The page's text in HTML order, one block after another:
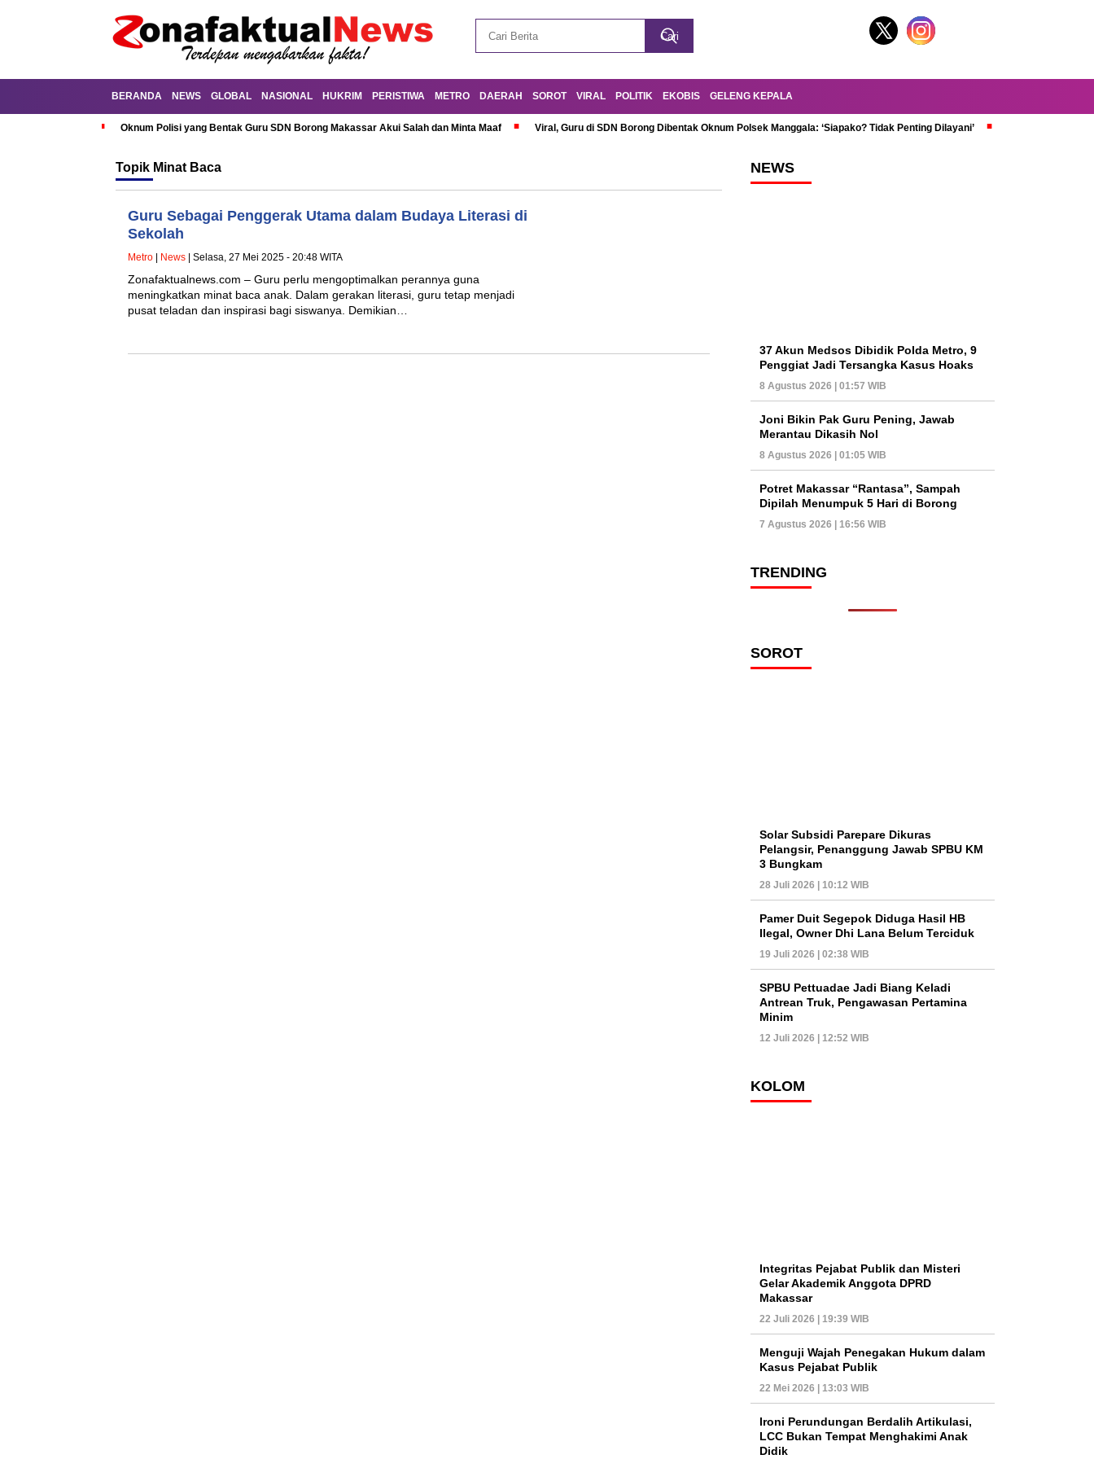
BERANDA NEWS GLOBAL NASIONAL HUKRIM PERISTIWA METRO DAERAH SOROT VIRAL POLITIK EKOBIS GELENG KEPALA
Oknum Polisi yang Bentak Guru SDN Borong Makassar Akui Salah dan Minta Maaf Viral, Guru di SDN Borong Dibentak Oknum Polsek Manggala: ‘Siapako? Tidak Penting Dilayani’
Topik Minat Baca
Guru Sebagai Penggerak Utama dalam Budaya Literasi di
Sekolah
Metro News | Selasa, 27 Mei 2025 - 20:48 WITA
Zonafaktualnews.com – Guru perlu mengoptimalkan perannya guna
meningkatkan minat baca anak. Dalam gerakan literasi, guru tetap menjadi
pusat teladan dan inspirasi bagi siswanya. Demikian…
NEWS
37 Akun Medsos Dibidik Polda Metro, 9
Penggiat Jadi Tersangka Kasus Hoaks
8 Agustus 2026 | 01:57 WIB
Joni Bikin Pak Guru Pening, Jawab
Merantau Dikasih Nol
8 Agustus 2026 | 01:05 WIB
Potret Makassar “Rantasa”, Sampah
Dipilah Menumpuk 5 Hari di Borong
7 Agustus 2026 | 16:56 WIB
TRENDING
SOROT
Solar Subsidi Parepare Dikuras
Pelangsir, Penanggung Jawab SPBU KM
3 Bungkam
28 Juli 2026 | 10:12 WIB
Pamer Duit Segepok Diduga Hasil HB
Ilegal, Owner Dhi Lana Belum Terciduk
19 Juli 2026 | 02:38 WIB
SPBU Pettuadae Jadi Biang Keladi
Antrean Truk, Pengawasan Pertamina
Minim
12 Juli 2026 | 12:52 WIB
KOLOM
Integritas Pejabat Publik dan Misteri
Gelar Akademik Anggota DPRD
Makassar
22 Juli 2026 | 19:39 WIB
Menguji Wajah Penegakan Hukum dalam
Kasus Pejabat Publik
22 Mei 2026 | 13:03 WIB
Ironi Perundungan Berdalih Artikulasi,
LCC Bukan Tempat Menghakimi Anak
Didik